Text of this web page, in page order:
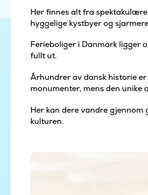
Her finnes alt fra
hyggelige kystbyer og
Ferieboliger i Danmark ligger
fullt ut.
Århundrer av dansk historie
monumenter, mens den
Her kan dere vandre gjennom
kulturen.